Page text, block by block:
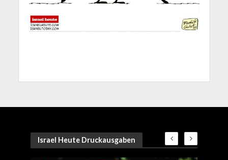
Israel Heute Druckausgaben